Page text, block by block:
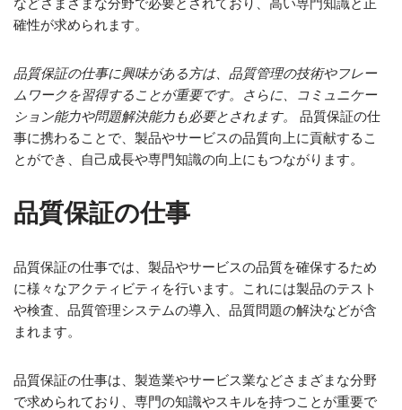
などさまざまな分野で必要とされており、高い専門知識と正
確性が求められます。
品質保証の仕事に興味がある方は、品質管理の技術やフレー
ムワークを習得することが重要です。さらに、コミュニケー
ション能力や問題解決能力も必要とされます。
品質保証の仕
事に携わることで、製品やサービスの品質向上に貢献するこ
とができ、自己成長や専門知識の向上にもつながります。
品質保証の仕事
品質保証の仕事では、製品やサービスの品質を確保するため
に様々なアクティビティを行います。これには製品のテスト
や検査、品質管理システムの導入、品質問題の解決などが含
まれます。
品質保証の仕事は、製造業やサービス業などさまざまな分野
で求められており、専門の知識やスキルを持つことが重要で